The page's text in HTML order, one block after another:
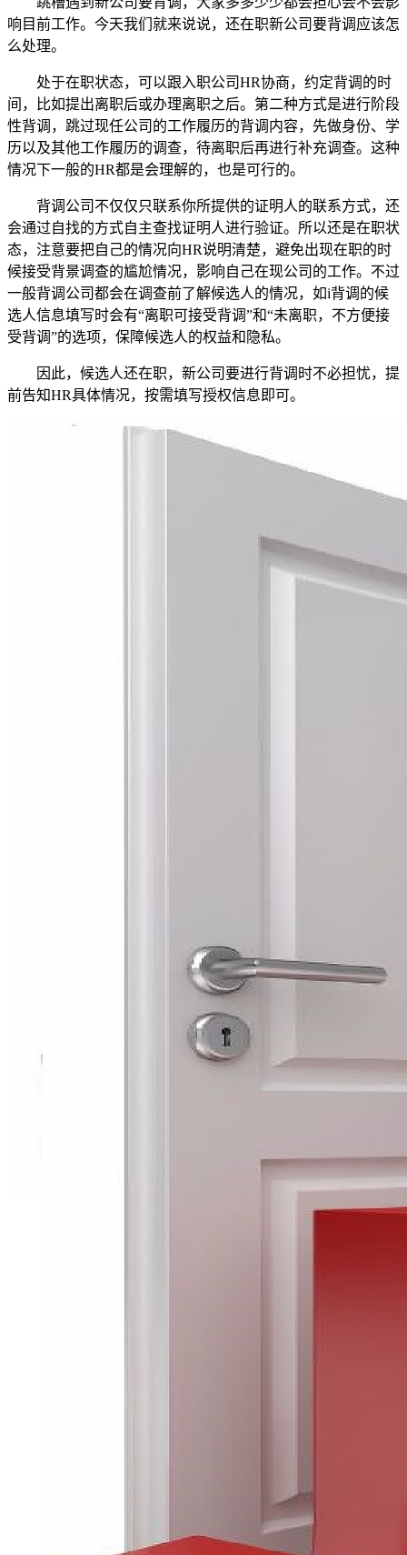
响目前工作。今天我们就来说说，还在职新公司要背调应该怎
么处理。
处于在职状态，可以跟入职公司HR协商，约定背调的时
间，比如提出离职后或办理离职之后。第二种方式是进行阶段
性背调，跳过现任公司的工作履历的背调内容，先做身份、学
历以及其他工作履历的调查，待离职后再进行补充调查。这种
情况下一般的HR都是会理解的，也是可行的。
背调公司不仅仅只联系你所提供的证明人的联系方式，还
会通过自找的方式自主查找证明人进行验证。所以还是在职状
态，注意要把自己的情况向HR说明清楚，避免出现在职的时
候接受背景调查的尴尬情况，影响自己在现公司的工作。不过
一般背调公司都会在调查前了解候选人的情况，如i背调的候
选人信息填写时会有“离职可接受背调”和“未离职，不方便接
受背调”的选项，保障候选人的权益和隐私。
因此，候选人还在职，新公司要进行背调时不必担忧，提
前告知HR具体情况，按需填写授权信息即可。